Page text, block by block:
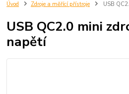
Úvod Zdroje a měřící přístroje USB
USB QC2.0 mini
napětí